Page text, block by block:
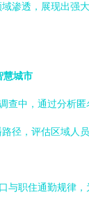
渗透，展现出强
慧城市
查中，通过分析
径，评估区域人
与职住通勤规律，